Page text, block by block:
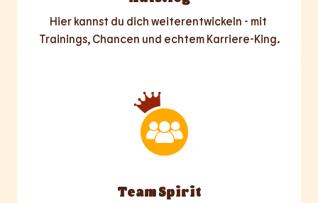
Hier kannst du dich weiterentwickeln - mit
Trainings, Chancen und echtem Karriere-King.
Team Spirit